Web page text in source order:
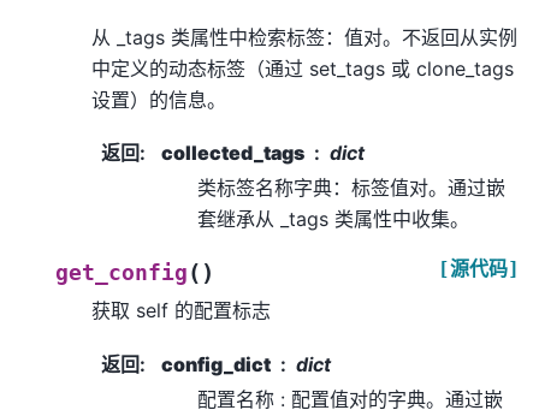
从 _tags 类属性中检索标签：值对。不返回从实例
中定义的动态标签（通过 set_tags 或 clone_tags
设置）的信息。
返回: collected_tags
dict
类标签名称字典：标签值对。通过嵌
套继承从 _tags 类属性中收集。
get_config ( ) [源代码]
获取 self 的配置标志
返回: config_dict
dict
配置名称 : 配置值对的字典。通过嵌